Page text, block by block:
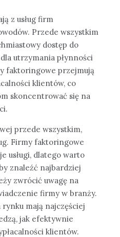
z usług firm
Przede wszystkim
dostęp do
utrzymania płynności
faktoringowe przejmują
klientów, co
skoncentrować się na
przede wszystkim,
Firmy faktoringowe
usługi, dlatego warto
znaleźć najbardziej
zwrócić uwagę na
firmy w branży.
mają najczęściej
jak efektywnie
klientów.